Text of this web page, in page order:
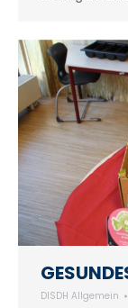
DISDH Allgemein